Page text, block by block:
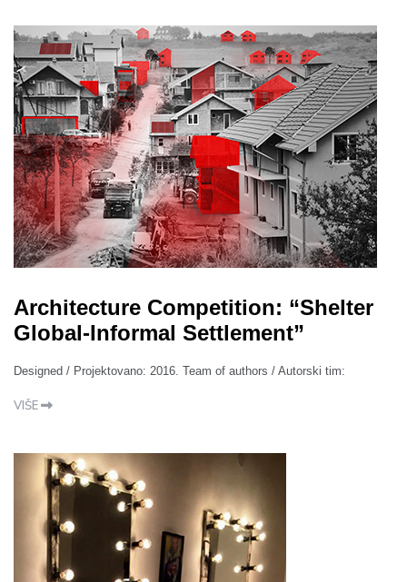
Architecture Competition: “Shelter
Global-Informal Settlement”
Designed / Projektovano: 2016. Team of authors / Autorski tim:
VIŠE